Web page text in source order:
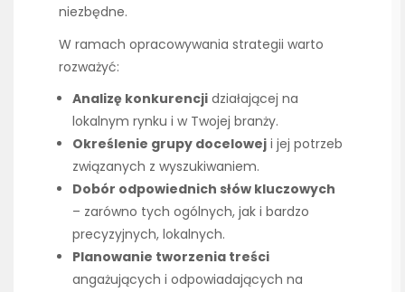
niezbędne.
W ramach opracowywania strategii warto
rozważyć:
Analizę konkurencji działającej na
lokalnym rynku i w Twojej branży.
Określenie grupy docelowej i jej potrzeb
związanych z wyszukiwaniem.
Dobór odpowiednich słów kluczowych
– zarówno tych ogólnych, jak i bardzo
precyzyjnych, lokalnych.
Planowanie tworzenia treści
angażujących i odpowiadających na